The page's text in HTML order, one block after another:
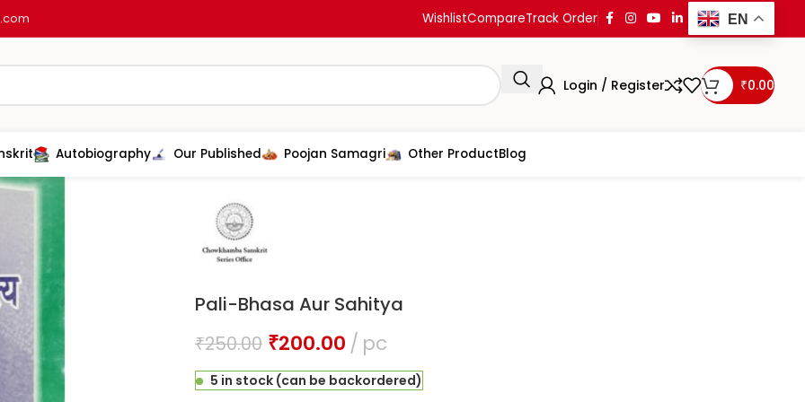
WishlistCompareTrack Order EN
Login / Register ₹0.00
Autobiography Our Published Poojan Samagri Other ProductBlog
Home Other product Buddhism Pali-Bhasa Aur Sahitya
Pali-Bhasa Aur Sahitya
₹250.00 ₹200.00 pc
5 in stock (can be backordered)